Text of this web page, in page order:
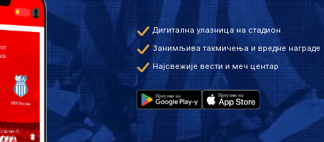
Дигитална улазница на стадион
Занимљива такмичења и вредне награде
Најсвежије вести и меч центар